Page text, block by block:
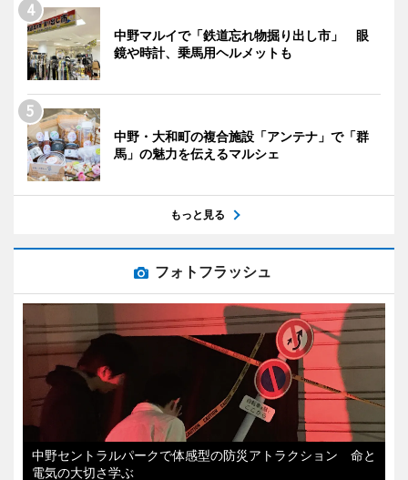
中野マルイで「鉄道忘れ物掘り出し市」 眼
鏡や時計、乗馬用ヘルメットも
中野・大和町の複合施設「アンテナ」で「群
馬」の魅力を伝えるマルシェ
もっと見る
フォトフラッシュ
中野セントラルパークで体感型の防災アトラクション 命と
電気の大切さ学ぶ